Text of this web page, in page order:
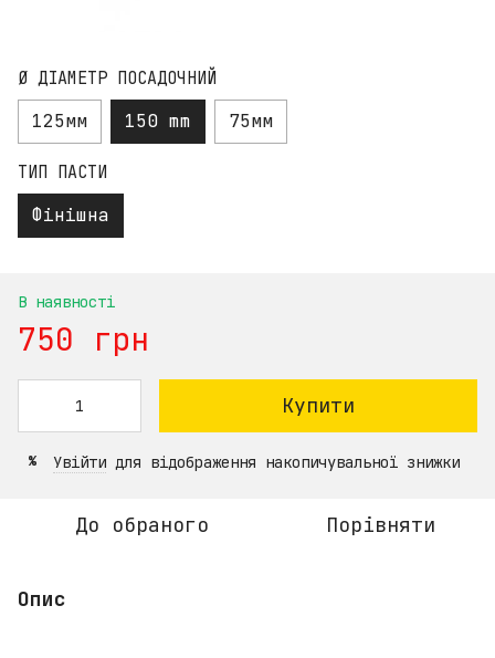
Ø ДІАМЕТР ПОСАДОЧНИЙ
125мм 150 mm 75мм
ТИП ПАСТИ
Фінішна
В наявності
750 грн
Купити
% Увійти для відображення накопичувальної знижки
До обраного Порівняти
Опис